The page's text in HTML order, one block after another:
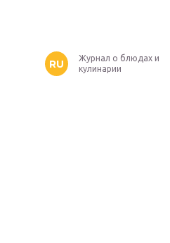
RU
Журнал о блюдах и
кулинарии